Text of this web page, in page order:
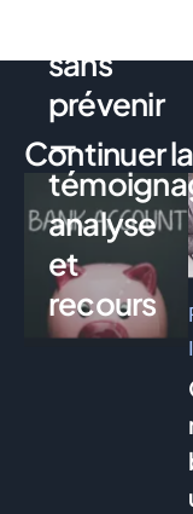
Continuer
sans
prévenir
—
analyse
et
recours